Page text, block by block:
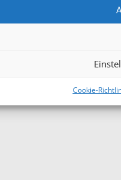
Cookie-